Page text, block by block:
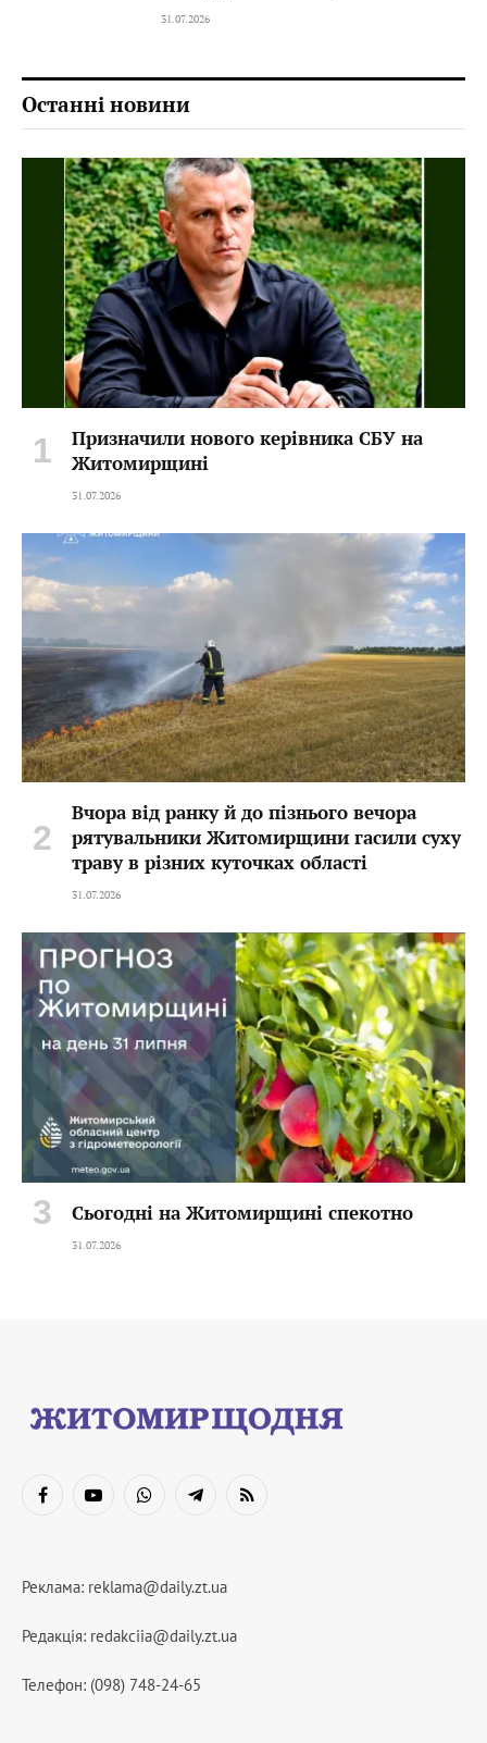
31.07.2026
Останні новини
Призначили нового керівника СБУ на
Житомирщині
31.07.2026
Вчора від ранку й до пізнього вечора
рятувальники Житомирщини гасили суху
траву в різних куточках області
31.07.2026
Сьогодні на Житомирщині спекотно
31.07.2026
FacebookYouTubeWhatsAppTelegramRSS
Реклама: reklama@daily.zt.ua
Редакція: redakciia@daily.zt.ua
Телефон: (098) 748-24-65